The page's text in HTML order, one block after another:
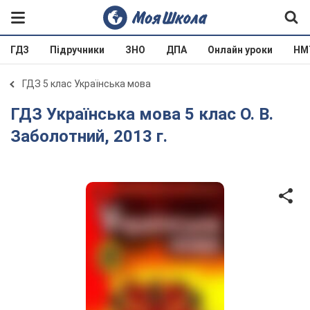
ГДЗ Підручники ЗНО ДПА Онлайн уроки
ГДЗ 5 клас Українська мова
ГДЗ Українська мова 5 клас О. В.
Заболотний, 2013 г.